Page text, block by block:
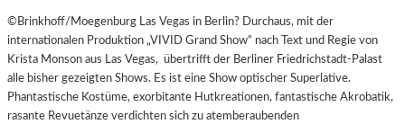
©Brinkhoff/Moegenburg Las Vegas in Berlin? Durchaus, mit der
internationalen Produktion „VIVID Grand Show“ nach Text und Regie von
Krista Monson aus Las Vegas, übertrifft der Berliner Friedrichstadt-Palast
alle bisher gezeigten Shows. Es ist eine Show optischer Superlative.
Phantastische Kostüme, exorbitante Hutkreationen, fantastische Akrobatik,
rasante Revuetänze verdichten sich zu atemberaubenden